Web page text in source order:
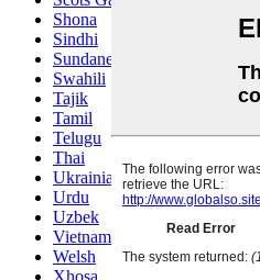
Shona
Sindhi
Sundanese
Swahili
Tajik
Tamil
Telugu
Thai
Ukrainian
Urdu
Uzbek
Vietnamese
Welsh